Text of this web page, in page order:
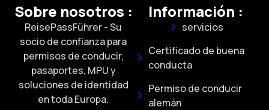
Sobre nosotros :
ReisePassFührer - Su
socio de confianza para
permisos de conducir,
pasaportes, MPU y
soluciones de identidad
en toda Europa.
Información :
servicios
Certificado de buena
conducta
Permiso de conducir
alemán